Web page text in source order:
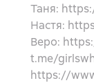
Таня:
Настя:
Веро:
t.me/
https://